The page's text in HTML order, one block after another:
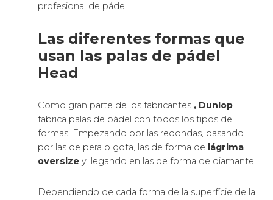
profesional de pádel.
Las diferentes formas que
usan las palas de pádel
Head
Como gran parte de los fabricantes , Dunlop
fabrica palas de pádel con todos los tipos de
formas. Empezando por las redondas, pasando
por las de pera o gota, las de forma de lágrima
oversize y llegando en las de forma de diamante.
Dependiendo de cada forma de la superfície de la